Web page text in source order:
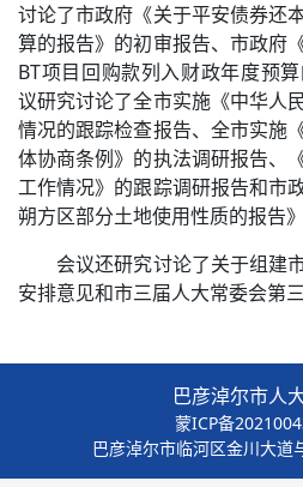
讨论了市政府《关于平安债券还
算的报告》的初审报告、市政府
BT项目回购款列入财政年度预
议研究讨论了全市实施《中华人
情况的跟踪检查报告、全市实施
体协商条例》的执法调研报告、
工作情况》的跟踪调研报告和市
朔方区部分土地使用性质的报告
会议还研究讨论了关于组建
安排意见和市三届人大常委会第
巴彦淖尔市人
蒙ICP备
巴彦淖尔市临河区金川大道